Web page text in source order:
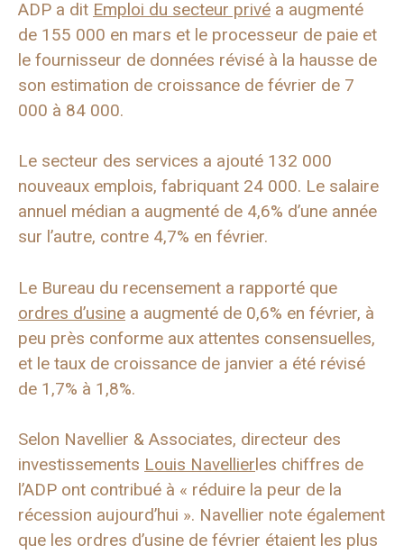
ADP a dit Emploi du secteur privé a augmenté
de 155 000 en mars et le processeur de paie et
le fournisseur de données révisé à la hausse de
son estimation de croissance de février de 7
000 à 84 000.
Le secteur des services a ajouté 132 000
nouveaux emplois, fabriquant 24 000. Le salaire
annuel médian a augmenté de 4,6% d’une année
sur l’autre, contre 4,7% en février.
Le Bureau du recensement a rapporté que
ordres d’usine a augmenté de 0,6% en février, à
peu près conforme aux attentes consensuelles,
et le taux de croissance de janvier a été révisé
de 1,7% à 1,8%.
Selon Navellier & Associates, directeur des
investissements Louis Navellierles chiffres de
l’ADP ont contribué à « réduire la peur de la
récession aujourd’hui ». Navellier note également
que les ordres d’usine de février étaient les plus